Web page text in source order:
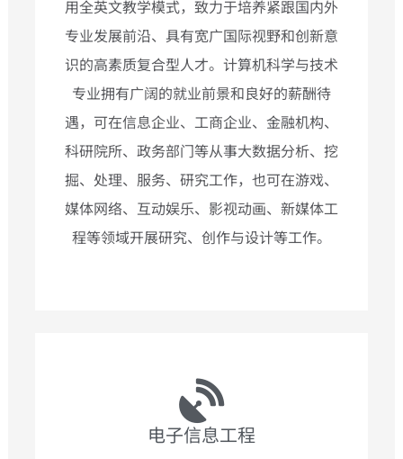
用全英文教学模式，致力于培养紧跟国内外
专业发展前沿、具有宽广国际视野和创新意
识的高素质复合型人才。计算机科学与技术
专业拥有广阔的就业前景和良好的薪酬待
遇，可在信息企业、工商企业、金融机构、
科研院所、政务部门等从事大数据分析、挖
掘、处理、服务、研究工作，也可在游戏、
媒体网络、互动娱乐、影视动画、新媒体工
程等领域开展研究、创作与设计等工作。
电子信息工程